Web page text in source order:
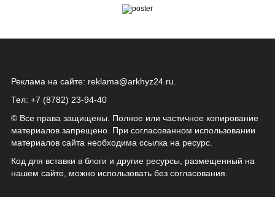
Реклама на сайте: reklama@arkhyz24.ru
Тел: +7 (8782) 23‑94‑40
© Все права защищены. Полное или частичное копирование
материалов запрещено. При согласованном использовании
материалов сайта необходима ссылка на ресурс.
Код для вставки в блоги и другие ресурсы, размещенный на
нашем сайте, можно использовать без согласования.